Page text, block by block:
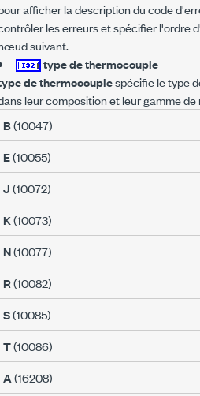
afficher la description du code
les erreurs et spécifier l'ordre
suivant.
type de thermocouple—
de thermocouplespécifie le type
leur composition et leur gamme de
B(10047)
E(10055)
J(10072)
K(10073)
N(10077)
R(10082)
S(10085)
T(10086)
A(16208)